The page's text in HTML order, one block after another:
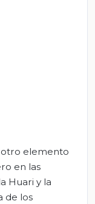
otro elemento
en las
Huari y la
de los